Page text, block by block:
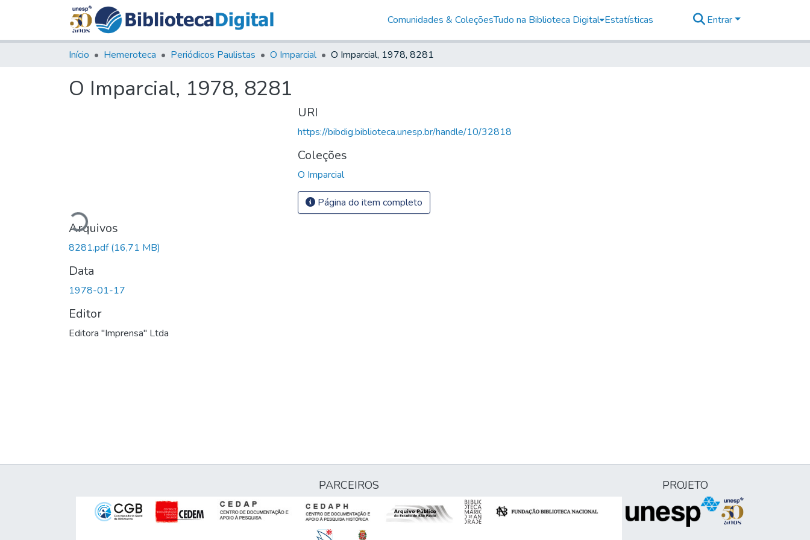
Comunidades & ColeçõesTudo na Biblioteca Digital Estatísticas Entrar
Início Hemeroteca Periódicos Paulistas O Imparcial O Imparcial, 1978, 8281
O Imparcial, 1978, 8281
Carregando...
Arquivos
8281.pdf(16,71 MB)
Data
1978-01-17
Editor
Editora "Imprensa" Ltda
URI
https://bibdig.biblioteca.unesp.br/handle/10/32818
Coleções
O Imparcial
Página do item completo
PARCEIROS PROJETO